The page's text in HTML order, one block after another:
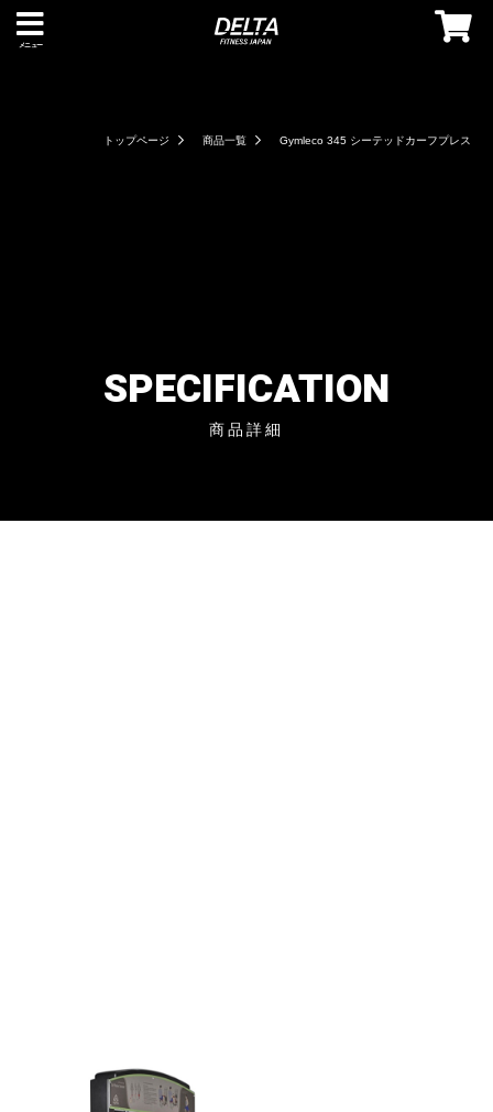
メニュー
トップページ 商品一覧 Gymleco 345 シーテッドカーフプレス
SPECIFICATION
商品詳細